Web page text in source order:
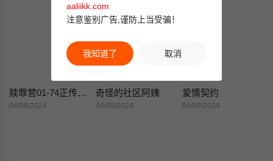
赎罪营01-74正传+外传
04/08/2024
奇怪的社区阿姨
04/08/2024
爱情契约
04/08/2024
aaliikk.com
注意鉴别广告,谨防上当受骗！
我知道了 取消